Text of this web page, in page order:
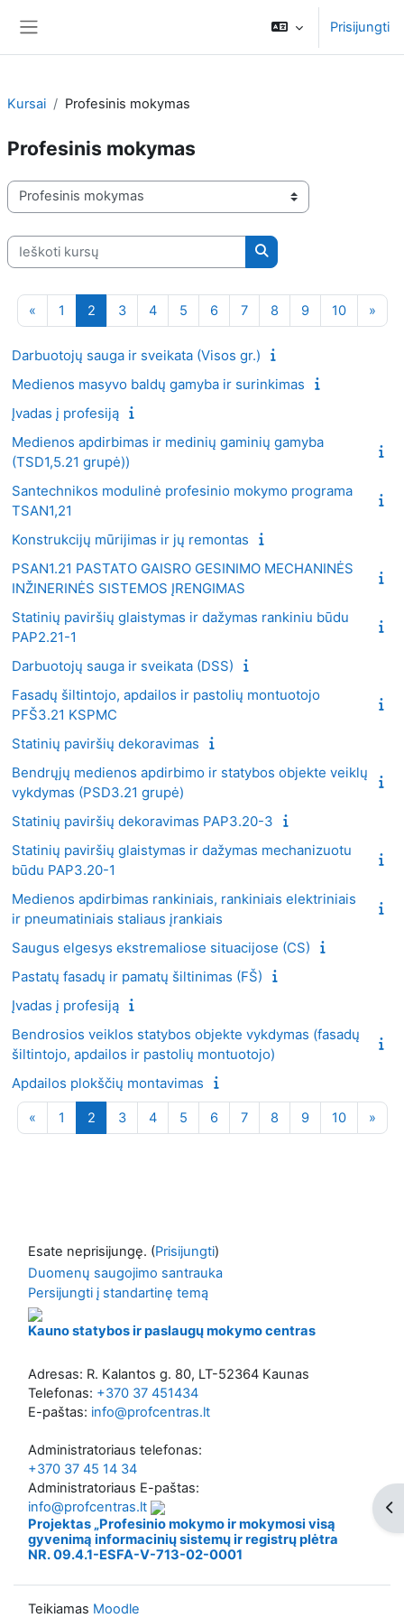
Prisijungti
Kursai Profesinis mokymas
Profesinis mokymas
Kursų kategorijos
Ieškoti kursų
Ieškoti kursų
«Ankstesnis puslapis
1 1 puslapis
22 puslapis
33 puslapis
44 puslapis
55 puslapis
66 puslapis
77 puslapis
88 puslapis
99 puslapis
1010 »
Darbuotojų sauga ir sveikata (Visos gr.)
Medienos masyvo baldų gamyba ir surinkimas
Įvadas į profesiją
Medienos apdirbimas ir medinių gaminių gamyba
(TSD1,5.21 grupė))
Santechnikos modulinė profesinio mokymo programa
TSAN1,21
Konstrukcijų mūrijimas ir jų remontas
PSAN1.21 PASTATO GAISRO GESINIMO MECHANINĖS
INŽINERINĖS SISTEMOS ĮRENGIMAS
Statinių paviršių glaistymas ir dažymas rankiniu būdu
PAP2.21-1
Darbuotojų sauga ir sveikata (DSS)
Fasadų šiltintojo, apdailos ir pastolių montuotojo
PFŠ3.21 KSPMC
Statinių paviršių dekoravimas
Bendrųjų medienos apdirbimo ir statybos objekte veiklų
vykdymas (PSD3.21 grupė)
Statinių paviršių dekoravimas PAP3.20-3
Statinių paviršių glaistymas ir dažymas mechanizuotu
būdu PAP3.20-1
Medienos apdirbimas rankiniais, rankiniais elektriniais
ir pneumatiniais staliaus įrankiais
Saugus elgesys ekstremaliose situacijose (CS)
Pastatų fasadų ir pamatų šiltinimas (FŠ)
Įvadas į profesiją
Bendrosios veiklos statybos objekte vykdymas (fasadų
šiltintojo, apdailos ir pastolių montuotojo)
Apdailos plokščių montavimas
«Ankstesnis puslapis
1 1 puslapis
22 puslapis
33 puslapis
44 puslapis
55 puslapis
66 puslapis
77 puslapis
88 puslapis
99 puslapis
1010 »
Esate neprisijungę. (Prisijungti)
Duomenų saugojimo santrauka
Persijungti į standartinę temą
Kauno statybos ir paslaugų mokymo centras
Adresas: R. Kalantos g. 80, LT-52364 Kaunas
Telefonas: +370 37 451434
E-paštas: info@profcentras.lt
Administratoriaus telefonas:
+370 37 45 14 34
Administratoriaus E-paštas:
info@profcentras.lt
Projektas „Profesinio mokymo ir mokymosi visą
gyvenimą informacinių sistemų ir registrų plėtra
NR. 09.4.1-ESFA-V-713-02-0001
Teikiamas Moodle